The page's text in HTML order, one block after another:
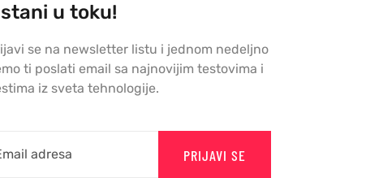
u toku!
se na newsletter listu i jednom nedeljno
ti poslati email sa najnovijim testovima i
iz sveta tehnologije.
PRIJAVI SE